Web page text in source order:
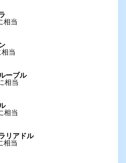
相当
当
ーブル
相当
相当
リアドル
相当